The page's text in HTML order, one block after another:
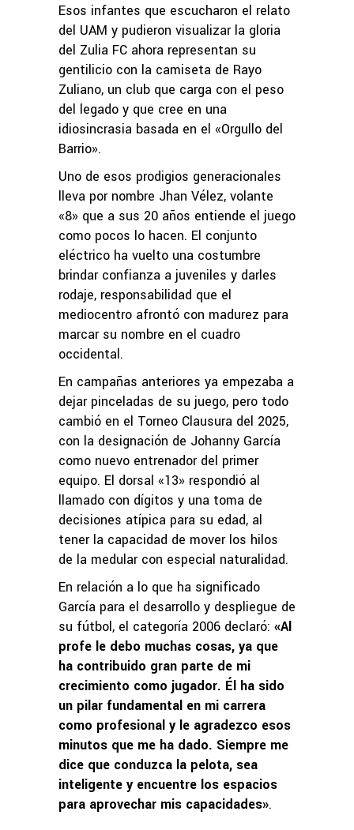
Esos infantes que escucharon el relato
del UAM y pudieron visualizar la gloria
del Zulia FC ahora representan su
gentilicio con la camiseta de Rayo
Zuliano, un club que carga con el peso
del legado y que cree en una
idiosincrasia basada en el «Orgullo del
Barrio».
Uno de esos prodigios generacionales
lleva por nombre Jhan Vélez, volante
«8» que a sus 20 años entiende el juego
como pocos lo hacen. El conjunto
eléctrico ha vuelto una costumbre
brindar confianza a juveniles y darles
rodaje, responsabilidad que el
mediocentro afrontó con madurez para
marcar su nombre en el cuadro
occidental.
En campañas anteriores ya empezaba a
dejar pinceladas de su juego, pero todo
cambió en el Torneo Clausura del 2025,
con la designación de Johanny García
como nuevo entrenador del primer
equipo. El dorsal «13» respondió al
llamado con dígitos y una toma de
decisiones atípica para su edad, al
tener la capacidad de mover los hilos
de la medular con especial naturalidad.
En relación a lo que ha significado
García para el desarrollo y despliegue de
su fútbol, el categoría 2006 declaró: «Al
profe le debo muchas cosas, ya que
ha contribuido gran parte de mi
crecimiento como jugador. Él ha sido
un pilar fundamental en mi carrera
como profesional y le agradezco esos
minutos que me ha dado. Siempre me
dice que conduzca la pelota, sea
inteligente y encuentre los espacios
para aprovechar mis capacidades».